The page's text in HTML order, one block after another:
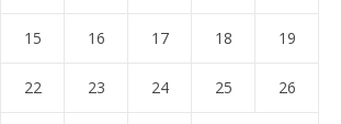
15 16 17 18 19
22 23 24 25 26